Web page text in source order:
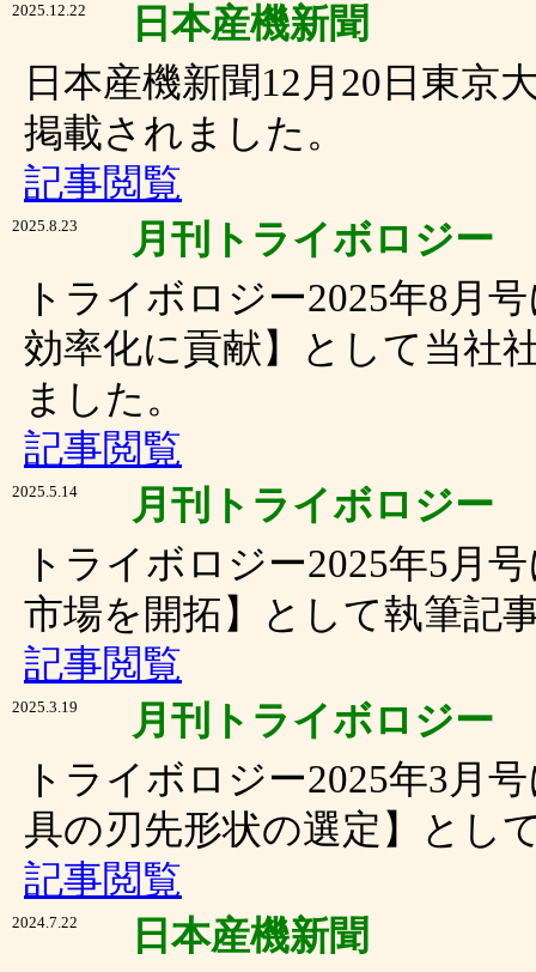
2025.12.22
日本産機新聞
日本産機新聞12月20日東京
掲載されました。
記事閲覧
2025.8.23
月刊トライボロジー
トライボロジー2025年8月
効率化に貢献】として当社
ました。
記事閲覧
2025.5.14
月刊トライボロジー
トライボロジー2025年5月
市場を開拓】として執筆記
記事閲覧
2025.3.19
月刊トライボロジー
トライボロジー2025年3月
具の刃先形状の選定】とし
記事閲覧
2024.7.22
日本産機新聞